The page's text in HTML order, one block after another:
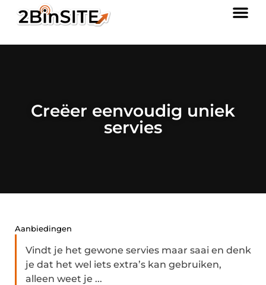
Creëer eenvoudig uniek
servies
Aanbiedingen
Vindt je het gewone servies maar saai en denk
je dat het wel iets extra’s kan gebruiken,
alleen weet je ...